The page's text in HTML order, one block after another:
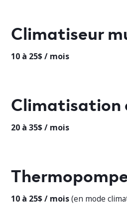
Climatiseur
10 à 25$ / mois
Climatisation
20 à 35$ / mois
10 à 25$ / mois(en mode